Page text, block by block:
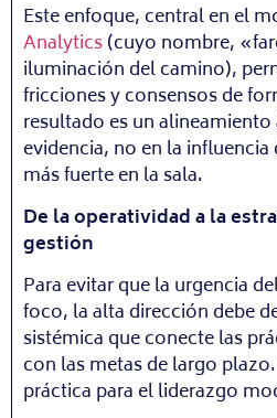
Este enfoque, central en el
Analytics(cuyo nombre,
iluminación del camino),
fricciones y consensos de
resultado es un
evidencia, no en la
más fuerte en la sala.
De la operatividad a la
gestión
Para evitar que la urgencia
foco, la alta dirección debe
sistémica que conecte las
con las metas de largo
práctica para el liderazgo